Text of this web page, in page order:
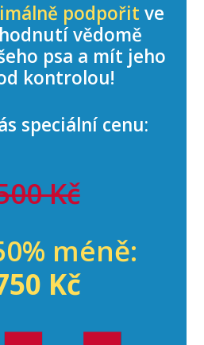
podpořit ve
vědomě
psa a mít jeho
kontrolou!
speciální cenu:
Kč
méně:
Kč